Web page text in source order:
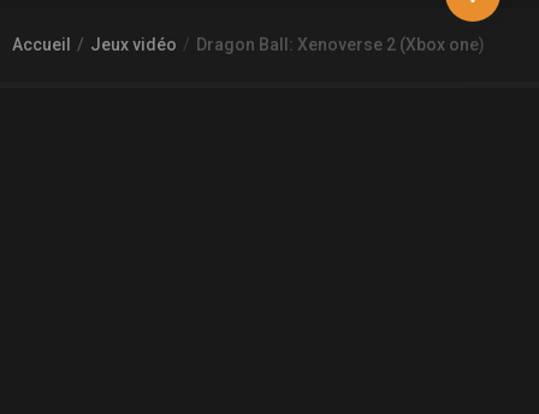
Accueil Jeux vidéo Dragon Ball: Xenoverse 2 (Xbox one)